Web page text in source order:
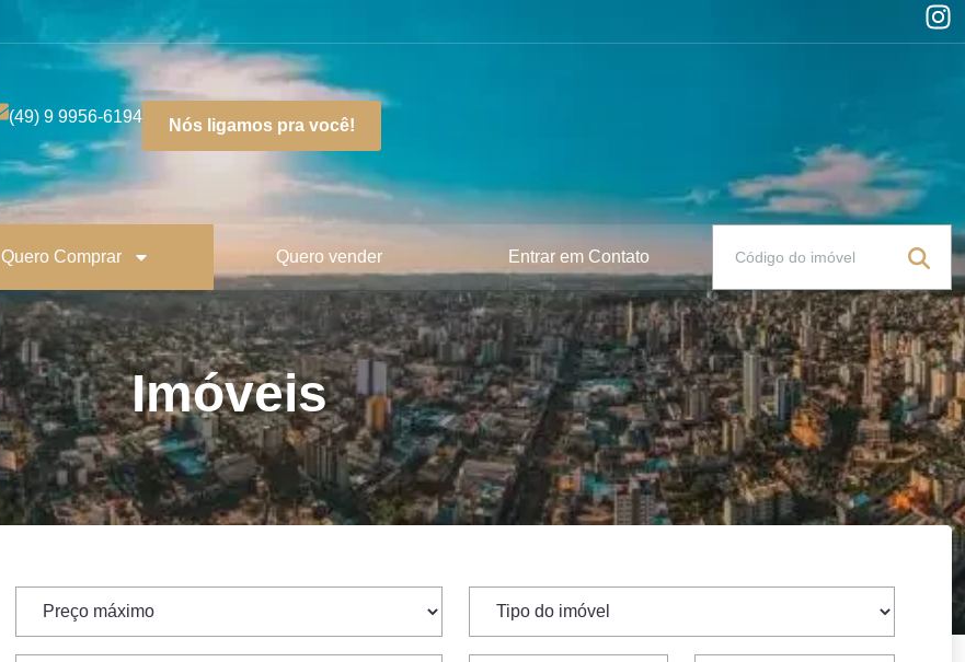
(49) 9 9956-6194 Nós ligamos pra você!
Quero Comprar Quero vender Entrar em Contato
Imóveis